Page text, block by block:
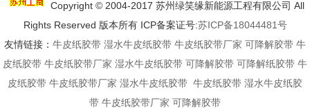
Copyright © 2004-2017 苏州绿笑缘新能源工程有限公司 All
Rights Reserved 版本所有 ICP备案证号:苏ICP备18044481号
友情链接： 牛皮纸胶带 湿水牛皮纸胶带 牛皮纸胶带厂家 可降解胶带 牛
皮纸胶带 牛皮纸胶带厂家 湿水牛皮纸胶带 可降解胶带 可降解纸胶带 牛
皮纸胶带 牛皮纸胶带厂家 湿水牛皮纸胶带 牛皮纸胶带 湿水牛皮纸胶
带 牛皮纸胶带厂家 可降解胶带